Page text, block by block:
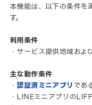
本機能は、以下の条件を
す。
利用条件
・サービス提供地域お
主な動作条件
・認証済ミニアプリであ
・LINEミニアプリの